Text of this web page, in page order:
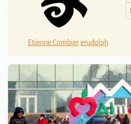
Etienne Combiererudolph